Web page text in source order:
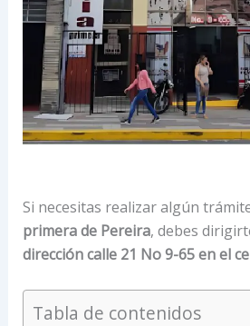
Si necesitas realizar algún
primera de Pereira, debes
dirección calle 21 No 9-65 en el
Tabla de contenidos